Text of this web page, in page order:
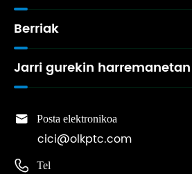
Berriak
Jarri gurekin harremanetan
 Posta elektronikoa
cici@olkptc.com
 Tel